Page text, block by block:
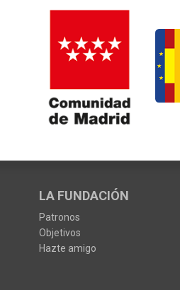
LA FUNDACIÓN
Patronos
Objetivos
Hazte amigo